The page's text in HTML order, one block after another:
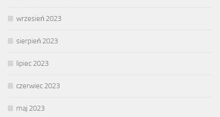
wrzesień 2023
sierpień 2023
lipiec 2023
czerwiec 2023
maj 2023